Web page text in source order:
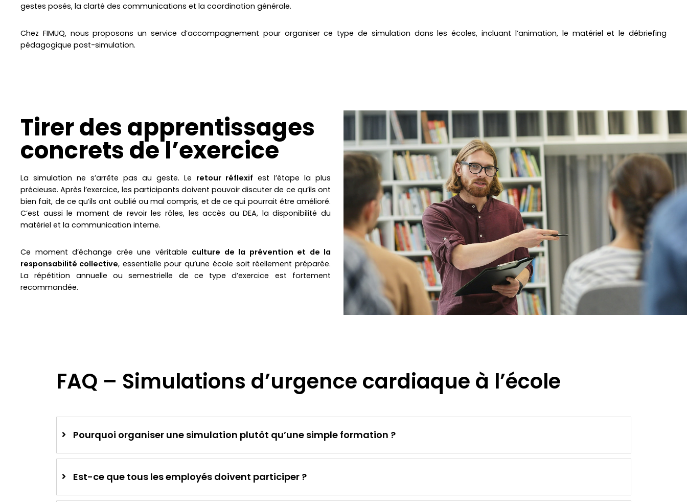
gestes posés, la clarté des communications et la coordination générale.
Chez FIMUQ, nous proposons un service d’accompagnement pour organiser ce type de simulation dans les écoles, incluant l’animation, le matériel et le débriefing
pédagogique post-simulation.
Tirer des apprentissages
concrets de l’exercice
La simulation ne s’arrête pas au geste. Le retour réflexif est l’étape la plus
précieuse. Après l’exercice, les participants doivent pouvoir discuter de ce qu’ils ont
bien fait, de ce qu’ils ont oublié ou mal compris, et de ce qui pourrait être amélioré.
C’est aussi le moment de revoir les rôles, les accès au DEA, la disponibilité du
matériel et la communication interne.
Ce moment d’échange crée une véritable culture de la prévention et de la
responsabilité collective, essentielle pour qu’une école soit réellement préparée.
La répétition annuelle ou semestrielle de ce type d’exercice est fortement
recommandée.
FAQ – Simulations d’urgence cardiaque à l’école
Pourquoi organiser une simulation plutôt qu’une simple formation ?
Est-ce que tous les employés doivent participer ?